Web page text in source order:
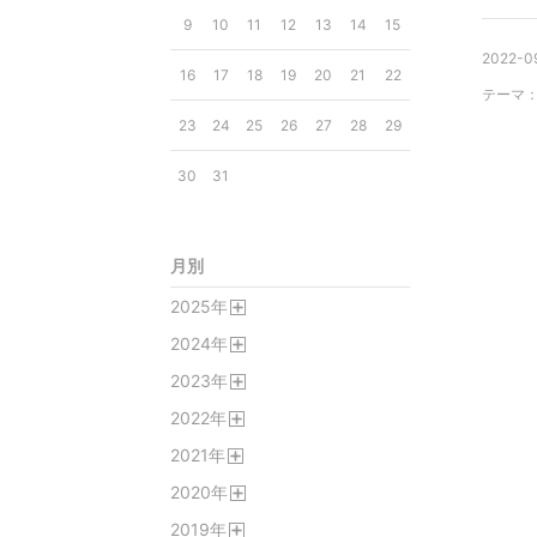
2022-
テーマ：
9 10 11 12 13 14 15
16 17 18 19 20 21 22
23 24 25 26 27 28 29
30 31
月別
2025年
2024年
2023年
2022年
2021年
2020年
2019年